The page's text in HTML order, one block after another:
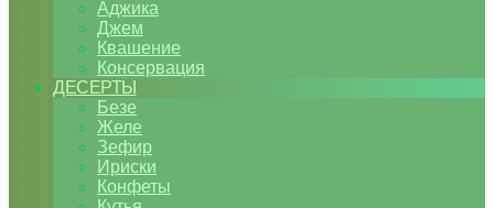
Аджика
Джем
Квашение
Консервация
ДЕСЕРТЫ
Безе
Желе
Зефир
Ириски
Конфеты